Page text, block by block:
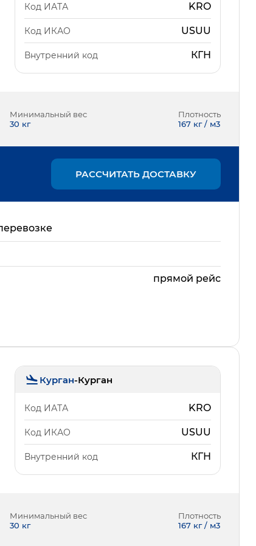
Код ИАТА KRO
Код ИКАО USUU
Внутренний код КГН
Минимальный вес
30 кг
Плотность
167 кг / м3
РАССЧИТАТЬ ДОСТАВКУ
прямой рейс
Курган-Курган
Код ИАТА KRO
Код ИКАО USUU
Внутренний код КГН
Минимальный вес
30 кг
Плотность
167 кг / м3